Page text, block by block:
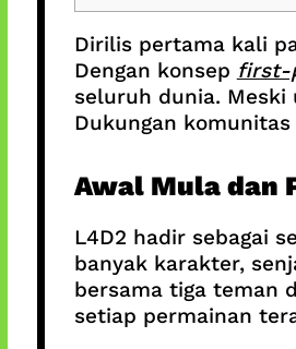
Dirilis pertama kali
Dengan konsep first-
seluruh dunia. Meski
Dukungan
Awal Mula dan
L4D2 hadir sebagai
banyak karakter,
bersama tiga teman
setiap permainan